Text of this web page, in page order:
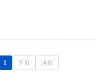
1 下页 尾页